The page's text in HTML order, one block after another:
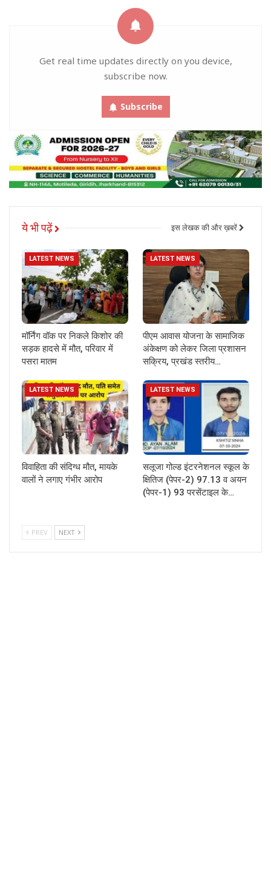
Get real time updates directly on you device,
subscribe now.
Subscribe
ये भी पढ़ें इस लेखक की और ख़बरें
LATEST NEWS
मॉर्निंग वॉक पर निकले किशोर की
सड़क हादसे में मौत, परिवार में
पसरा मातम
LATEST NEWS
पीएम आवास योजना के सामाजिक
अंकेक्षण को लेकर जिला प्रशासन
सक्रिय, प्रखंड स्तरीय…
LATEST NEWS
विवाहिता की संदिग्ध मौत, मायके
वालों ने लगाए गंभीर आरोप
LATEST NEWS
सलूजा गोल्ड इंटरनेशनल स्कूल के
क्षितिज (पेपर-2) 97.13 व अयन
(पेपर-1) 93 परसेंटाइल के…
PREV NEXT